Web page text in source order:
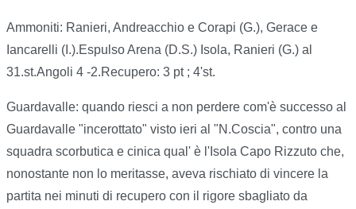
Ammoniti: Ranieri, Andreacchio e Corapi (G.), Gerace e
Iancarelli (I.).Espulso Arena (D.S.) Isola, Ranieri (G.) al
31.st.Angoli 4 -2.Recupero: 3 pt ; 4'st.
Guardavalle: quando riesci a non perdere com'è successo al
Guardavalle "incerottato" visto ieri al "N.Coscia", contro una
squadra scorbutica e cinica qual' è l'Isola Capo Rizzuto che,
nonostante non lo meritasse, aveva rischiato di vincere la
partita nei minuti di recupero con il rigore sbagliato da